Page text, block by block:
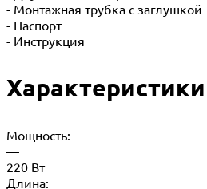
- Монтажная трубка с заглушкой
- Паспорт
-
Характеристики
Мощность:
—
220 Вт
Длина: